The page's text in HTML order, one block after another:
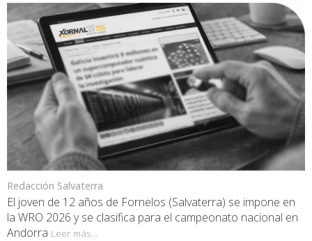
Redacción Salvaterra
El joven de 12 años de Fornelos (Salvaterra) se impone en
la WRO 2026 y se clasifica para el campeonato nacional en
Andorra Leer más...